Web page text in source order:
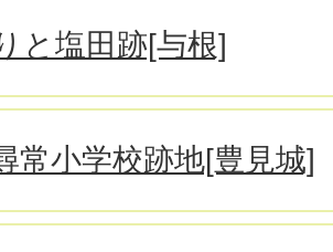
と塩田跡[与根]
常小学校跡地[豊見城]